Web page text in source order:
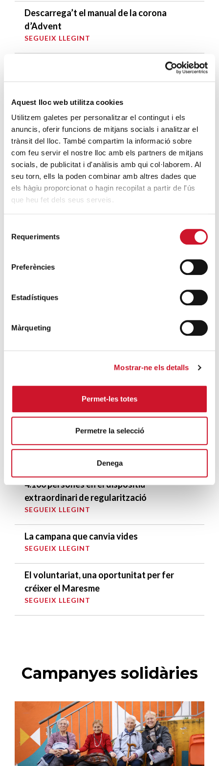
Aquest lloc web utilitza cookies
Utilitzem galetes per personalitzar el contingut i els
anuncis, oferir funcions de mitjans socials i analitzar el
trànsit del lloc. També compartim la informació sobre
com feu servir el nostre lloc amb els partners de mitjans
socials, de publicitat i d'anàlisis amb qui col·laborem. Al
seu torn, ells la poden combinar amb altres dades que
els hàgiu proporcionat o hagin recopilat a partir de l'ús
que heu fet dels seus serveis.
Requeriments
Preferències
Estadístiques
Màrqueting
Mostrar-ne els detalls
Permet-les totes
Permetre la selecció
Denega
Descarrega’t el manual de la corona
d’Advent
SEGUEIX LLEGINT
Descarrega’t el «Qui és qui?, en el portal de
4 maneres d’ajudar durant el confinament
del COVID-19
SEGUEIX LLEGINT
ENTRADES RELACIONADES
Cafè Just, el lloc dels “ningú”
Gairebé 13.000 persones a Barcelona es
SEGUEIX LLEGINT
Globus per visibilitzar la dignitat de les
SEGUEIX LLEGINT
DARRERES ENTRADES
la situació a Ceuta i fa una crida a la
protecció de la dignitat humana
SEGUEIX LLEGINT
Càritas Barcelona acompanya més de
4.100 persones en el dispositiu
extraordinari de regularització
SEGUEIX LLEGINT
La campana que canvia vides
SEGUEIX LLEGINT
El voluntariat, una oportunitat per fer
créixer el Maresme
SEGUEIX LLEGINT
Campanyes solidàries